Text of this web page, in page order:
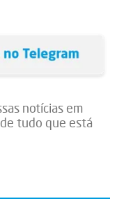
notícias em
tudo que está